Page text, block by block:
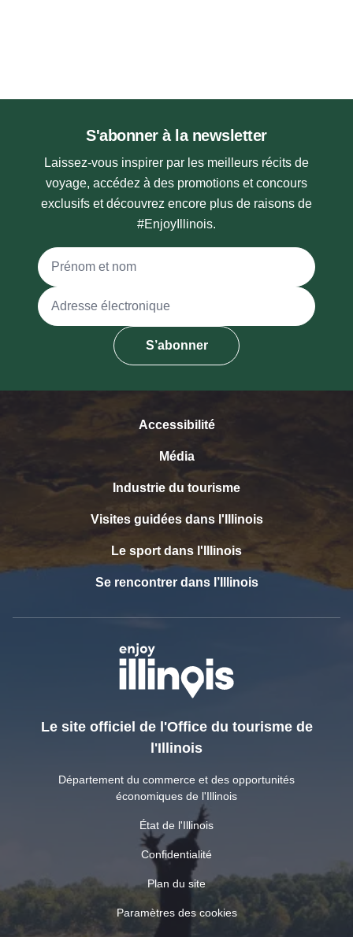
S'abonner à la newsletter
Laissez-vous inspirer par les meilleurs récits de
voyage, accédez à des promotions et concours
exclusifs et découvrez encore plus de raisons de
#EnjoyIllinois.
Nom complet
Adresse électronique
S’abonner
Accessibilité
Média
Industrie du tourisme
Visites guidées dans l'Illinois
Le sport dans l'Illinois
Se rencontrer dans l’Illinois
Le site officiel de l'Office du tourisme de
l'Illinois
Département du commerce et des opportunités
économiques de l'Illinois
État de l'Illinois
Confidentialité
Plan du site
Paramètres des cookies